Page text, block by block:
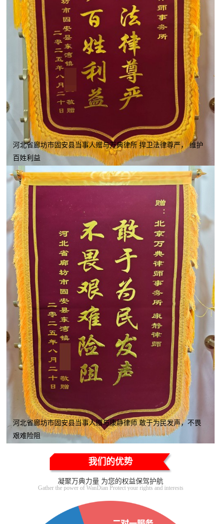
河北省廊坊市固安县当事人赠与万典律所 捍卫法律尊严， 维护
百姓利益
河北省廊坊市固安县当事人赠与康静律师 敢于为民发声，不畏
艰难险阻
我们的优势
凝聚万典力量 为您的权益保驾护航
Gather the power of WanDian Protect your rights and interests